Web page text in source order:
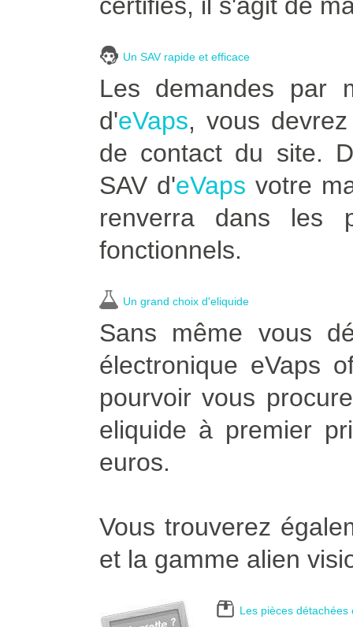
Un SAV rapide et efficace
Les demandes par
d'eVaps, vous
de contact du site.
SAV d'eVaps votre
renverra dans les
fonctionnels.
Un grand choix d'eliquide
Sans même vous
électronique eVaps
pourvoir vous
eliquide à premier
euros.
Vous trouverez
et la gamme alien
Les pièces détachées